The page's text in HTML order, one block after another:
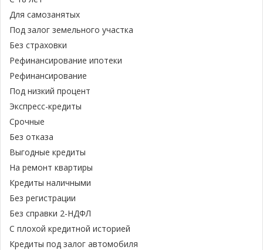
Для самозанятых
Под залог земельного участка
Без страховки
Рефинансирование ипотеки
Рефинансирование
Под низкий процент
Экспресс-кредиты
Срочные
Без отказа
Выгодные кредиты
На ремонт квартиры
Кредиты наличными
Без регистрации
Без справки 2-НДФЛ
С плохой кредитной историей
Кредиты под залог автомобиля